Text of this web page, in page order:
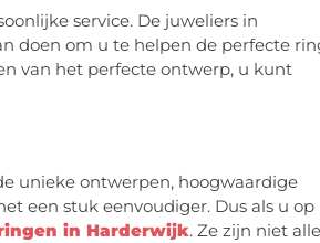
service. De juweliers in
doen om u te helpen de perfecte
van het perfecte ontwerp, u kunt
unieke ontwerpen, hoogwaardige
een stuk eenvoudiger. Dus als u op
in Harderwijk. Ze zijn niet